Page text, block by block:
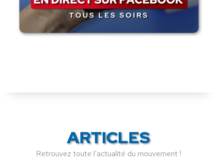
ARTICLES
Retrouvez toute l’actualité du mouvement !